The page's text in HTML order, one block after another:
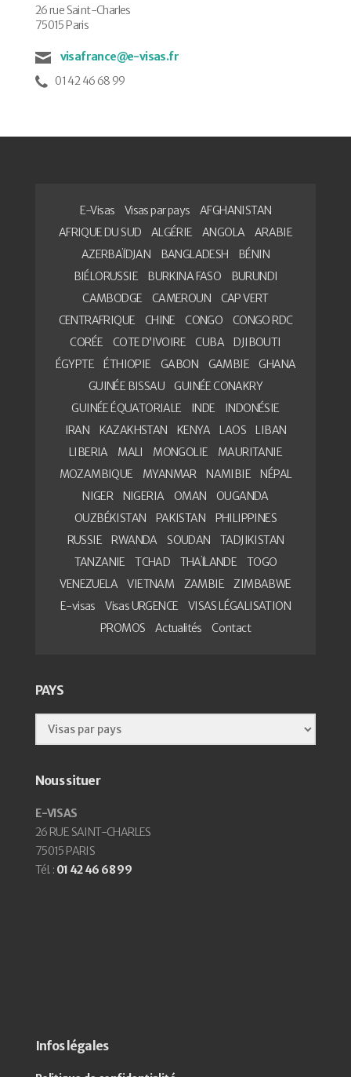
26 rue Saint-Charles
75015 Paris
visafrance@e-visas.fr
01 42 46 68 99
E-Visas Visas par pays
AFGHANISTAN
AFRIQUE DU SUD
ALGÉRIE ANGOLA
ARABIE
AZERBAÏDJAN
BANGLADESH
BÉNIN
BIÉLORUSSIE
BURKINA FASO
BURUNDI
CAMBODGE
CAMEROUN
CAP VERT
CENTRAFRIQUE
CHINE CONGO
CONGO RDC
CORÉE
COTE D’IVOIRE CUBA
DJIBOUTI
ÉGYPTE
ÉTHIOPIE GABON GAMBIE
GHANA
GUINÉE BISSAU
GUINÉE CONAKRY
GUINÉE ÉQUATORIALE
INDE
INDONÉSIE
IRAN
KAZAKHSTAN KENYA LAOS
LIBAN
LIBERIA
MALI MONGOLIE
MAURITANIE
MOZAMBIQUE
MYANMAR NAMIBIE
NÉPAL
NIGER
NIGERIA OMAN
OUGANDA
OUZBÉKISTAN
PAKISTAN
PHILIPPINES
RUSSIE
RWANDA SOUDAN
TADJIKISTAN
TANZANIE
TCHAD THAÏLANDE
TOGO
VENEZUELA
VIETNAM ZAMBIE
ZIMBABWE
E-visas
Visas URGENCE
VISAS LÉGALISATION
PROMOS
Actualités Contact
PAYS
Nous situer
E-VISAS
26 RUE SAINT-CHARLES
75015 PARIS
Tél. : 01 42 46 68 99
Infos légales